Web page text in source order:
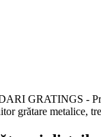
GRATINGS -